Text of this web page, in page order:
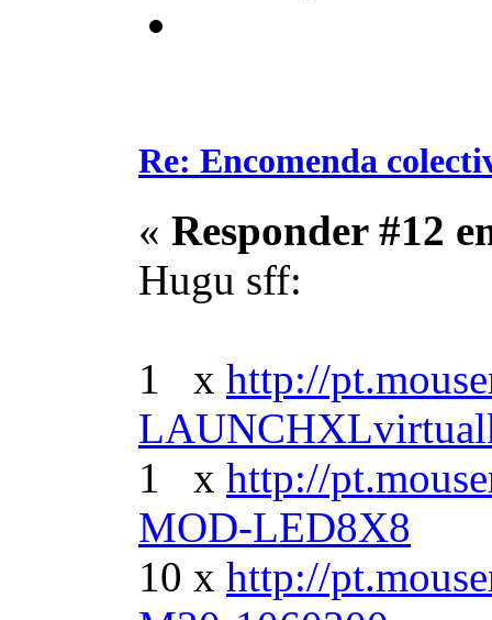
Re: Encomenda
« Responder #12
Hugu sff:
1 x http://
1 x http://
MOD-LED8X8
10 x http://